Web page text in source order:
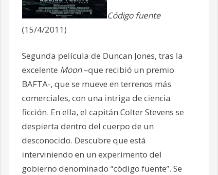
Código fuente
(15/4/2011)
Segunda película de Duncan Jones, tras la
excelente Moon–que recibió un premio
BAFTA-, que se mueve en terrenos más
comerciales, con una intriga de ciencia
ficción. En ella, el capitán Colter Stevens se
despierta dentro del cuerpo de un
desconocido. Descubre que está
interviniendo en un experimento del
gobierno denominado “código fuente”. Se